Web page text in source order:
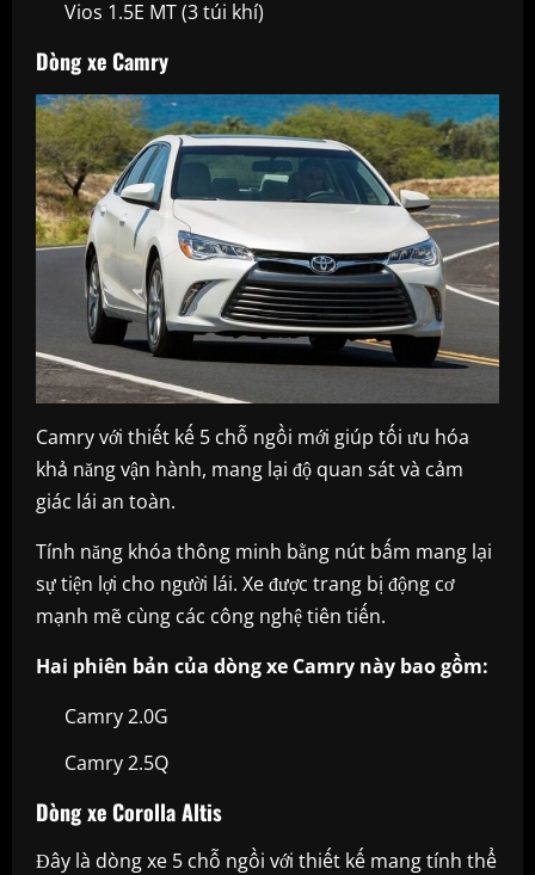
Vios 1.5E MT (3 túi khí)
Dòng xe Camry
Camry với thiết kế 5 chỗ ngồi mới giúp tối ưu hóa
khả năng vận hành, mang lại độ quan sát và cảm
giác lái an toàn.
Tính năng khóa thông minh bằng nút bấm mang lại
sự tiện lợi cho người lái. Xe được trang bị động cơ
mạnh mẽ cùng các công nghệ tiên tiến.
Hai phiên bản của dòng xe Camry này bao gồm:
Camry 2.0G
Camry 2.5Q
Dòng xe Corolla Altis
Đây là dòng xe 5 chỗ ngồi với thiết kế mang tính thể